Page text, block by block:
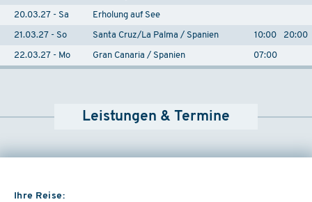
20.03.27 - Sa Erholung auf See
21.03.27 - So Santa Cruz/La Palma / Spanien 10:00 20:00
22.03.27 - Mo Gran Canaria / Spanien 07:00
Leistungen & Termine
Ihre Reise: